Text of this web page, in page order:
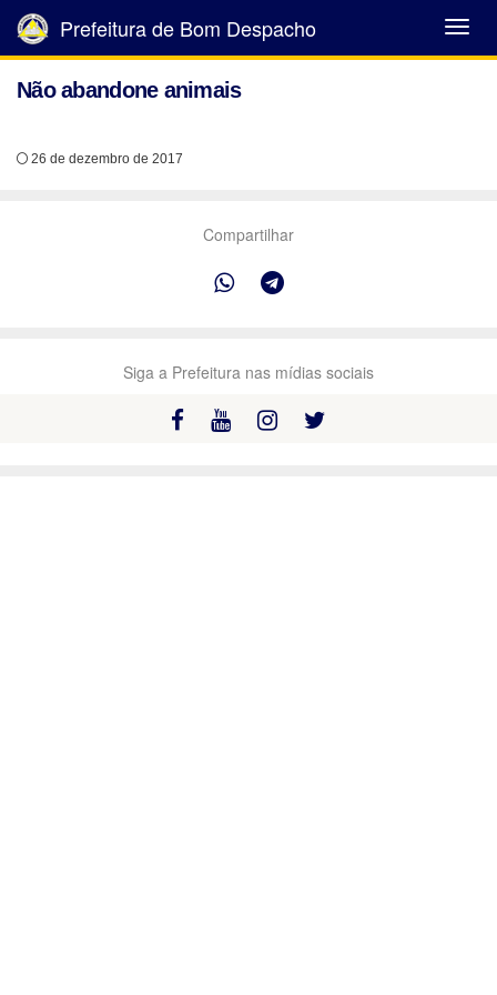
Abrir
Menu
Prefeitura de Bom Despacho
Não abandone animais
26 de dezembro de 2017
Compartilhar
Siga a Prefeitura nas mídias sociais